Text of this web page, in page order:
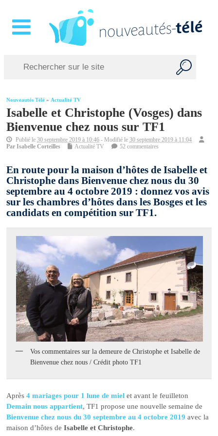
Nouveautés Télé »Actualité TV
Isabelle et Christophe (Vosges) dans
Bienvenue chez nous sur TF1
Publié le30 septembre 2019 à 10:46 - Modifié le30 septembre 2019 à 11:04
ParIsabelle Corteilles Actualité TV 52 commentaires
En route pour la maison d’hôtes de Isabelle et
Christophe dans Bienvenue chez nous du 30
septembre au 4 octobre 2019 : donnez vos avis
sur les chambres d’hôtes dans les Bosges et les
candidats en compétition sur TF1.
Vos commentaires sur la demeure de Christophe et Isabelle de
Bienvenue chez nous / Crédit photo TF1
Après4 mariages pour 1 lune de miel et avant le feuilleton
Demain nous appartient, TF1 propose une nouvelle semaine de
Bienvenue chez nous du 30 septembre au 4 octobre 2019avec la
maison d’hôtes deIsabelle et Christophe.